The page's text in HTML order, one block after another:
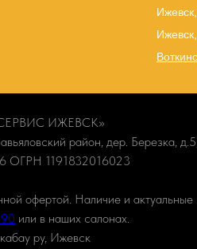
ИЖЕВСК»
район, дер. Березка,
ОГРН 1191832016023
офертой. Наличие и
или в наших салонах.
ру, Ижевск